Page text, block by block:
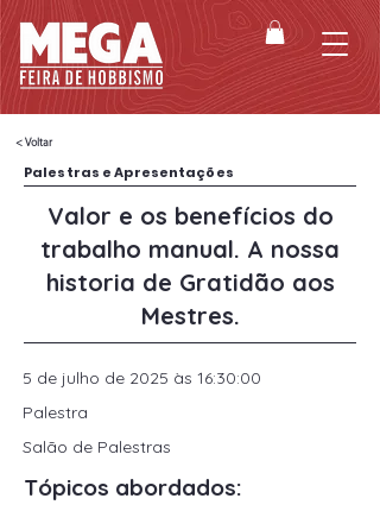
< Voltar
Palestras e Apresentações
Valor e os benefícios do
trabalho manual. A nossa
historia de Gratidão aos
Mestres.
5 de julho de 2025 às 16:30:00
Palestra
Salão de Palestras
Tópicos abordados: